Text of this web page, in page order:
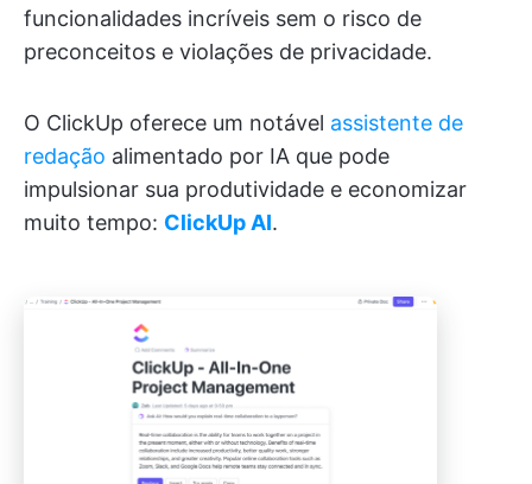
funcionalidades incríveis sem o risco de
preconceitos e violações de privacidade.
O ClickUp oferece um notável assistente de
redação alimentado por IA que pode
impulsionar sua produtividade e economizar
muito tempo: ClickUp AI.